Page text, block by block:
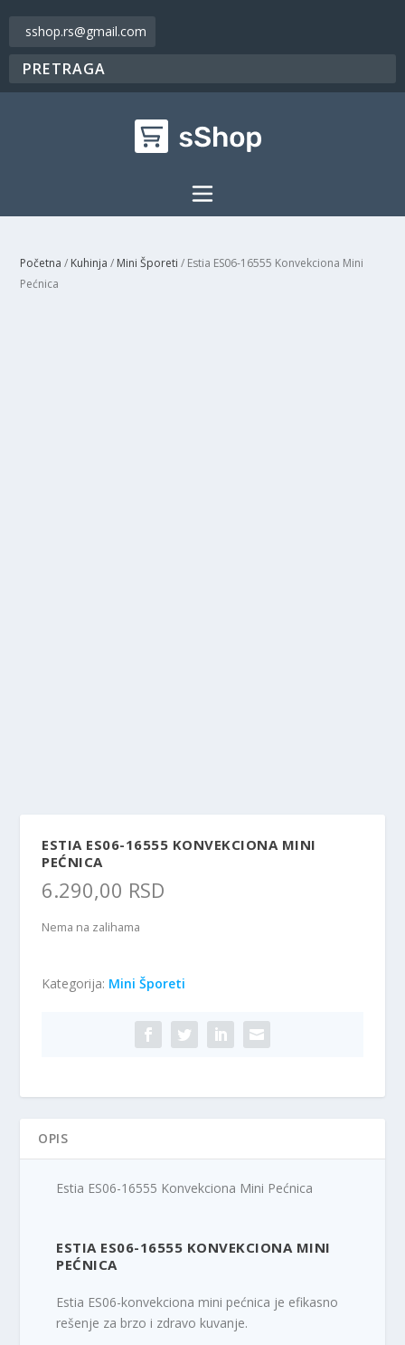
sshop.rs@gmail.com
Početna / Kuhinja / Mini Šporeti / Estia ES06-16555 Konvekciona Mini
Pećnica
ESTIA ES06-16555 KONVEKCIONA MINI
PEĆNICA
6.290,00 RSD
Nema na zalihama
Kategorija: Mini Šporeti
OPIS
Estia ES06-16555 Konvekciona Mini Pećnica
ESTIA ES06-16555 KONVEKCIONA MINI
PEĆNICA
Estia ES06-konvekciona mini pećnica je efikasno
rešenje za brzo i zdravo kuvanje.